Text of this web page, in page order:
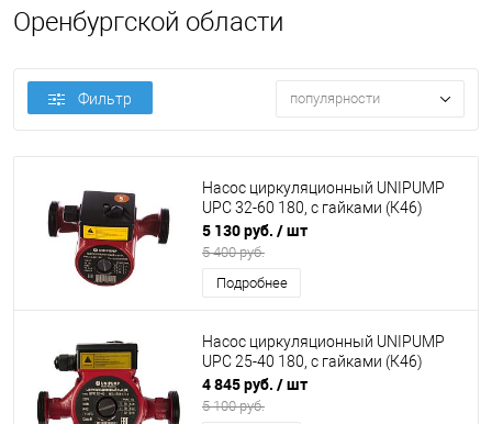
Оренбургской области
Фильтр популярности
Насос циркуляционный UNIPUMP
UPC 32-60 180, с гайками (К46)
5 130 руб. / шт
5 400 руб.
Подробнее
Насос циркуляционный UNIPUMP
UPC 25-40 180, с гайками (К46)
4 845 руб. / шт
5 100 руб.